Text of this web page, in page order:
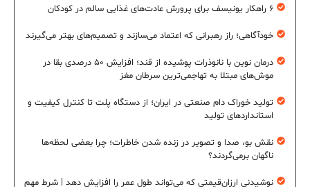
۶ راهکار یونیسف برای پرورش عادت‌های غذایی سالم در کودکان
خودآگاهی؛ راز رهبرانی که اعتماد می‌سازند و تصمیم‌های بهتر می‌گیرند
درمان نوین با نانوذرات پوشیده از قند؛ افزایش ۵۰ درصدی بقا در
موش‌های مبتلا به تهاجمی‌ترین سرطان مغز
تولید خوراک دام صنعتی در ایران؛ از دستگاه پلت تا کنترل کیفیت و
استانداردهای تولید
نقش بو، صدا و تصویر در زنده شدن خاطرات؛ چرا بعضی لحظه‌ها
ناگهان برمی‌گردند؟
نوشیدنی ارزان‌قیمتی که می‌تواند طول عمر را افزایش دهد | شرط مهم